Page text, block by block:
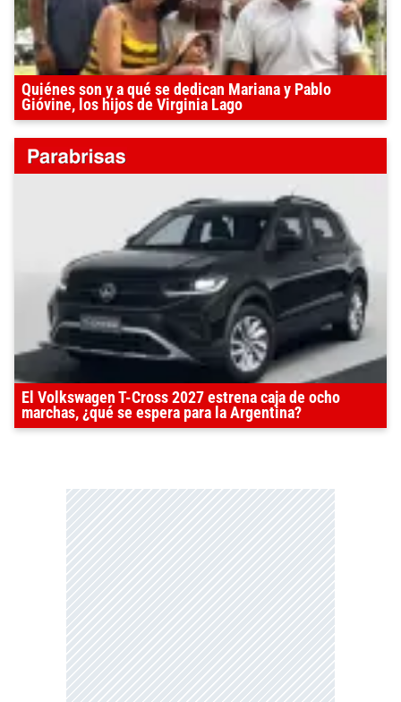
Quiénes son y a qué se dedican Mariana y Pablo
Gióvine, los hijos de Virginia Lago
El Volkswagen T-Cross 2027 estrena caja de ocho
marchas, ¿qué se espera para la Argentina?